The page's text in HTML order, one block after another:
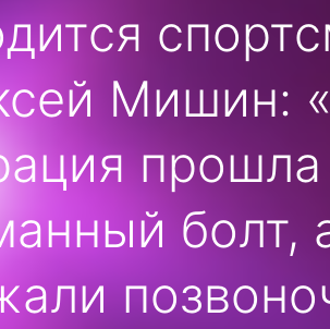
Мишин:
болт,